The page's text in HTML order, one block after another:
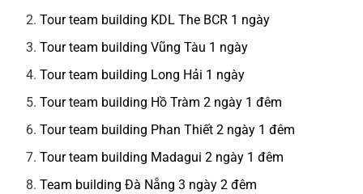
Tour team building KDL The BCR 1 ngày
Tour team building Vũng Tàu 1 ngày
Tour team building Long Hải 1 ngày
Tour team building Hồ Tràm 2 ngày 1 đêm
Tour team building Phan Thiết 2 ngày 1 đêm
Tour team building Madagui 2 ngày 1 đêm
Team building Đà Nẵng 3 ngày 2 đêm